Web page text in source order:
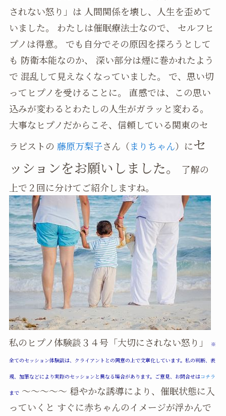
されない怒り」は 人間関係を壊し、人生を歪めて
いました。 わたしは催眠療法士なので、 セルフヒ
プノは得意。 でも自分でその原因を探ろうとして
も 防衛本能なのか、 深い部分は煙に巻かれたよう
で 混乱して見えなくなっていました。 で、思い切
ってヒプノを受けることに。 直感では、この思い
込みが変わるとわたしの人生がガラッと変わる。
大事なヒプノだからこそ、信頼している関東のセ
ラピストの 藤原万梨子さん（まりちゃん）にセ
ッションをお願いしました。
了解の
上で２回に分けてご紹介しますね。
私のヒプノ体験談３４号「大切にされない怒り」 ※
全てのセッション体験談は、クライアントとの同意の上で文章化しています。私の判断、表
現、加筆などにより実際のセッションと異なる場合があります。ご意見、お問合せはコチラ
まで～～～～～ 穏やかな誘導により、催眠状態に入
っていくと すぐに赤ちゃんのイメージが浮かんで